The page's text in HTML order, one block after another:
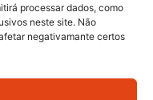
processar dados, como
neste site. Não
negativamante certos